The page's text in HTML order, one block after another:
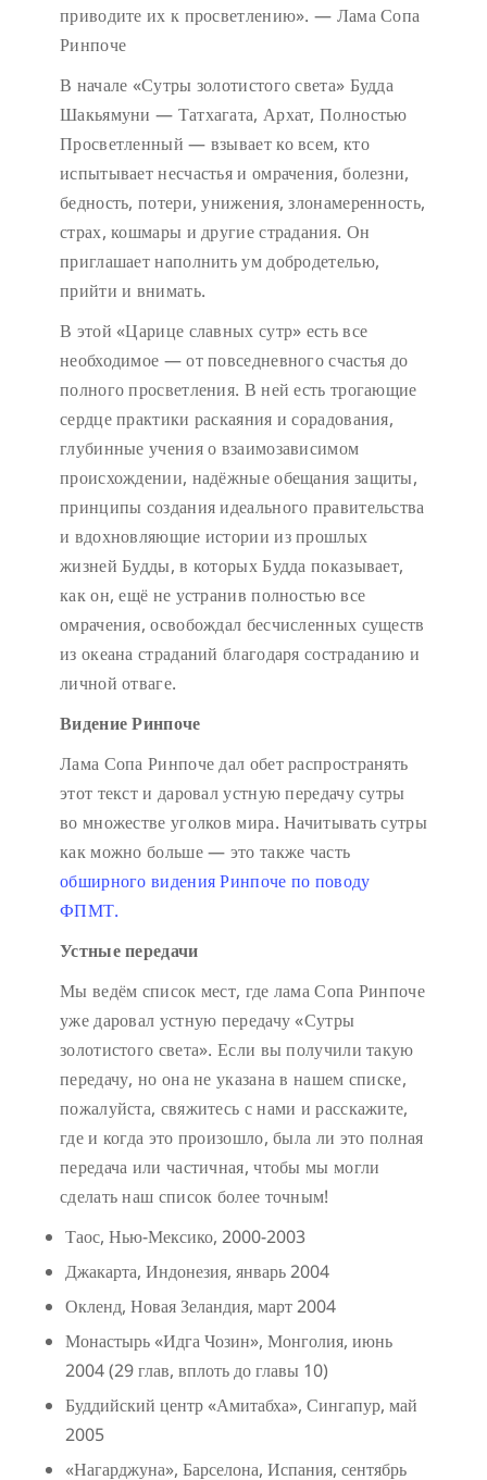
приводите их к просветлению». — Лама Сопа
Ринпоче
В начале «Сутры золотистого света» Будда
Шакьямуни — Татхагата, Архат, Полностью
Просветленный — взывает ко всем, кто
испытывает несчастья и омрачения, болезни,
бедность, потери, унижения, злонамеренность,
страх, кошмары и другие страдания. Он
приглашает наполнить ум добродетелью,
прийти и внимать.
В этой «Царице славных сутр» есть все
необходимое — от повседневного счастья до
полного просветления. В ней есть трогающие
сердце практики раскаяния и сорадования,
глубинные учения о взаимозависимом
происхождении, надёжные обещания защиты,
принципы создания идеального правительства
и вдохновляющие истории из прошлых
жизней Будды, в которых Будда показывает,
как он, ещё не устранив полностью все
омрачения, освобождал бесчисленных существ
из океана страданий благодаря состраданию и
личной отваге.
Видение Ринпоче
Лама Сопа Ринпоче дал обет распространять
этот текст и даровал устную передачу сутры
во множестве уголков мира. Начитывать сутры
как можно больше — это также часть
обширного видения Ринпоче по поводу
ФПМТ.
Устные передачи
Мы ведём список мест, где лама Сопа Ринпоче
уже даровал устную передачу «Сутры
золотистого света». Если вы получили такую
передачу, но она не указана в нашем списке,
пожалуйста, свяжитесь с нами и расскажите,
где и когда это произошло, была ли это полная
передача или частичная, чтобы мы могли
сделать наш список более точным!
Таос, Нью-Мексико, 2000-2003
Джакарта, Индонезия, январь 2004
Окленд, Новая Зеландия, март 2004
Монастырь «Идга Чозин», Монголия, июнь
2004 (29 глав, вплоть до главы 10)
Буддийский центр «Амитабха», Сингапур, май
2005
«Нагарджуна», Барселона, Испания, сентябрь